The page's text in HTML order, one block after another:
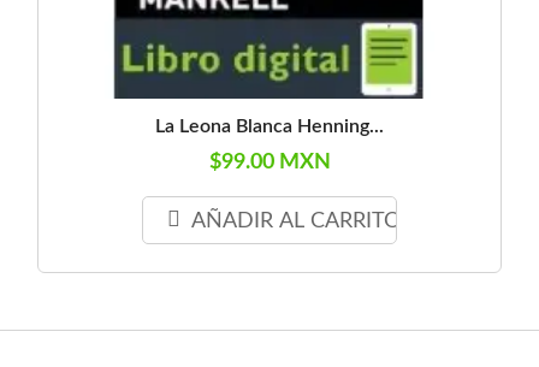
La Leona Blanca Henning...
$99.00 MXN
AÑADIR AL CARRITO